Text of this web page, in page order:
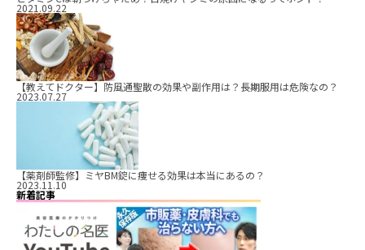
2021.09.22
【教えてドクター】防風通聖散の効果や副作用は？長期服用は危険なの？
2023.07.27
【薬剤師監修】ミヤBM錠に痩せる効果は本当にあるの？
2023.11.10
新着記事